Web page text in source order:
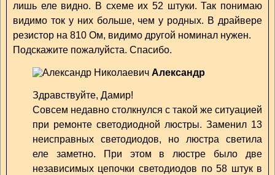
лишь еле видно. В схеме их 52 штуки. Так понимаю
видимо ток у них больше, чем у родных. В драйвере
резистор на 810 Ом, видимо другой номинал нужен.
Подскажите пожалуйста. Спасибо.
Александр
Здравствуйте, Дамир!
Совсем недавно столкнулся с такой же ситуацией
при ремонте светодиодной люстры. Заменил 13
неисправных светодиодов, но люстра светила
еле заметно. При этом в люстре было две
независимых цепочки светодиодов по 58 штук в